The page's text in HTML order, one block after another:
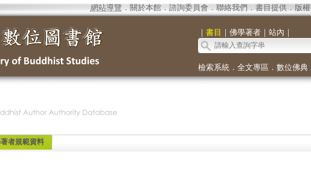
網站導覽 ． 關於本館． 諮詢委員會． 聯絡我們 ． 書目提供． 版
｜ 書目 ｜ 佛學著者｜ 站內 ｜
檢索系統． 全文專區 ． 數位佛典
者規範資料